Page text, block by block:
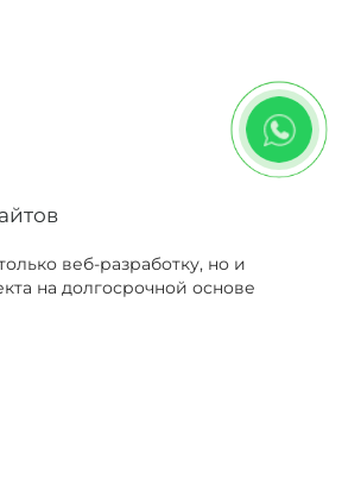
веб-разработку, но и
на долгосрочной основе